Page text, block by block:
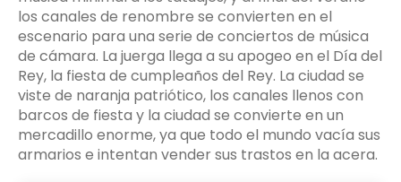
los canales de renombre se convierten en el
escenario para una serie de conciertos de música
de cámara. La juerga llega a su apogeo en el Día del
Rey, la fiesta de cumpleaños del Rey. La ciudad se
viste de naranja patriótico, los canales llenos con
barcos de fiesta y la ciudad se convierte en un
mercadillo enorme, ya que todo el mundo vacía sus
armarios e intentan vender sus trastos en la acera.